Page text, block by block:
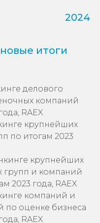
итоги
RAEX
крупнейших
по итогам 2023
крупнейших
групп и компаний
2023 года, RAEX
компаний и
по оценке бизнеса
RAEX
Рейтинге